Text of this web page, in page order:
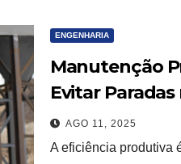
ENGENHARIA
Manutenção
Evitar Paradas
AGO 11, 2025
A eficiência produtiva